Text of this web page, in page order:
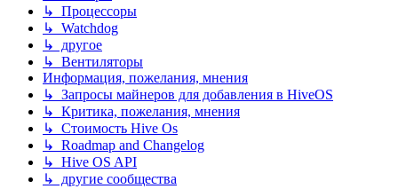
↳ Процессоры
↳ Watchdog
↳ другое
↳ Вентиляторы
Информация, пожелания, мнения
↳ Запросы майнеров для добавления в HiveOS
↳ Критика, пожелания, мнения
↳ Стоимость Hive Os
↳ Roadmap and Changelog
↳ Hive OS API
↳ другие сообщества